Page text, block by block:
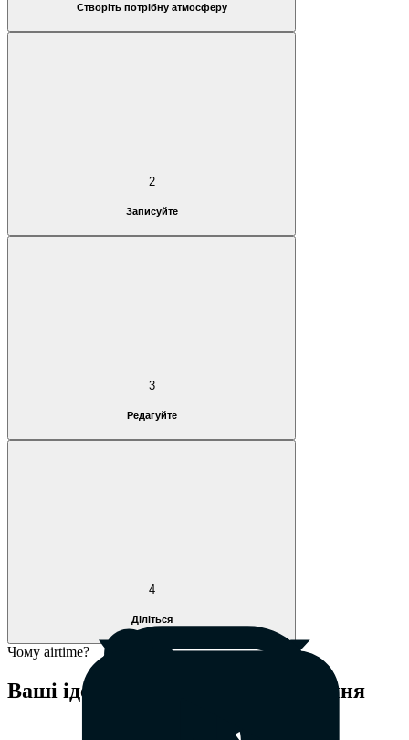
Створіть потрібну атмосферу
2
Записуйте
3
Редагуйте
4
Діліться
Чому airtime?
Ваші ідеї заслуговують на визнання